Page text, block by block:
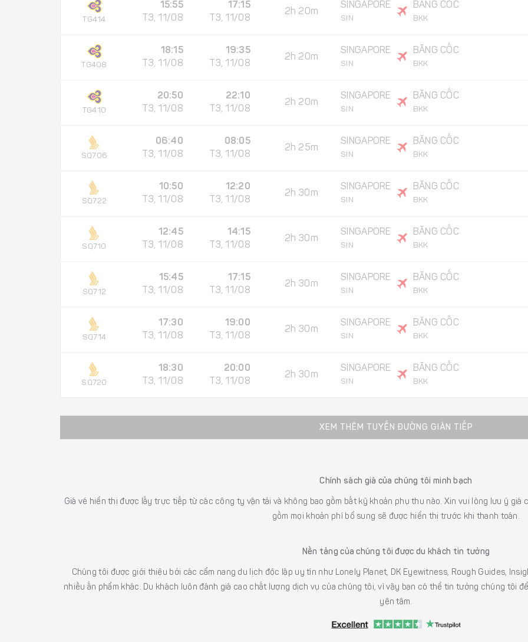
TG414
15:55
T3, 11/08
17:15
T3, 11/08
2h 20m
SINGAPORE
SIN
BĂNG CỐC
BKK
TG408
18:15
T3, 11/08
19:35
T3, 11/08
2h 20m
SINGAPORE
SIN
BĂNG CỐC
BKK
TG410
20:50
T3, 11/08
22:10
T3, 11/08
2h 20m
SINGAPORE
SIN
BĂNG CỐC
BKK
SQ706
06:40
T3, 11/08
08:05
T3, 11/08
2h 25m
SINGAPORE
SIN
BĂNG CỐC
BKK
SQ722
10:50
T3, 11/08
12:20
T3, 11/08
2h 30m
SINGAPORE
SIN
BĂNG CỐC
BKK
SQ710
12:45
T3, 11/08
14:15
T3, 11/08
2h 30m
SINGAPORE
SIN
BĂNG CỐC
BKK
SQ712
15:45
T3, 11/08
17:15
T3, 11/08
2h 30m
SINGAPORE
SIN
BĂNG CỐC
BKK
SQ714
17:30
T3, 11/08
19:00
T3, 11/08
2h 30m
SINGAPORE
SIN
BĂNG CỐC
BKK
SQ720
18:30
T3, 11/08
20:00
T3, 11/08
2h 30m
SINGAPORE
SIN
BĂNG CỐC
BKK
XEM THÊM TUYẾN ĐƯỜNG GIÁN TIẾP
Chính sách giá của chúng tôi minh bạch
Giá vé hiển thị được lấy trực tiếp từ các công ty vận tải và không bao gồm bất kỳ khoản phụ thu nào. Xin vui lòng lưu ý giá
gồm mọi khoản phí bổ sung sẽ được hiển thị trước khi thanh toán.
Nền tảng của chúng tôi được du khách tin tưởng
Chúng tôi được giới thiệu bởi các cẩm nang du lịch độc lập uy tín như Lonely Planet, DK Eyewitness, Rough Guides,
nhiều ấn phẩm khác. Du khách luôn đánh giá cao chất lượng dịch vụ của chúng tôi, vì vậy bạn có thể tin tưởng chúng tôi
yên tâm.